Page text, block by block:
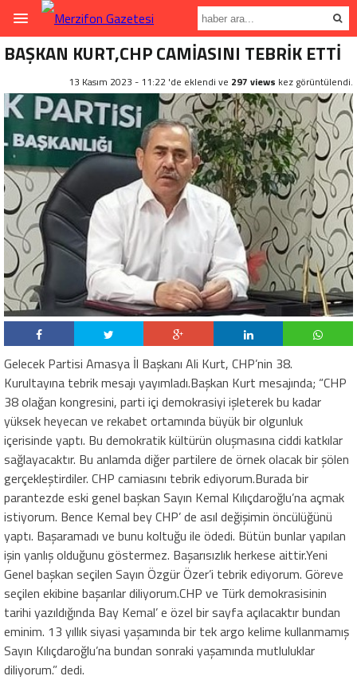
BAŞKAN KURT,CHP CAMİASINI TEBRİK ETTİ
13 Kasım 2023 - 11:22 'de eklendi ve 297 views kez görüntülendi.
Gelecek Partisi Amasya İl Başkanı Ali Kurt, CHP’nin 38.
Kurultayına tebrik mesajı yayımladı.Başkan Kurt mesajında; “CHP
38 olağan kongresini, parti içi demokrasiyi işleterek bu kadar
yüksek heyecan ve rekabet ortamında büyük bir olgunluk
içerisinde yaptı. Bu demokratik kültürün oluşmasına ciddi katkılar
sağlayacaktır. Bu anlamda diğer partilere de örnek olacak bir şölen
gerçekleştirdiler. CHP camiasını tebrik ediyorum.Burada bir
parantezde eski genel başkan Sayın Kemal Kılıçdaroğlu’na açmak
istiyorum. Bence Kemal bey CHP’ de asıl değişimin öncülüğünü
yaptı. Başaramadı ve bunu koltuğu ile ödedi. Bütün bunlar yapılan
işin yanlış olduğunu göstermez. Başarısızlık herkese aittir.Yeni
Genel başkan seçilen Sayın Özgür Özer’i tebrik ediyorum. Göreve
seçilen ekibine başarılar diliyorum.CHP ve Türk demokrasisinin
tarihi yazıldığında Bay Kemal’ e özel bir sayfa açılacaktır bundan
eminim. 13 yıllık siyasi yaşamında bir tek argo kelime kullanmamış
Sayın Kılıçdaroğlu’na bundan sonraki yaşamında mutluluklar
diliyorum.” dedi.